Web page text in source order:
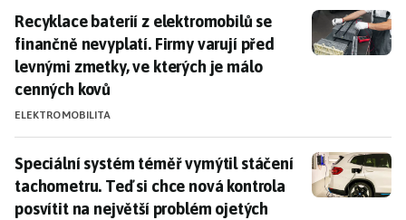
Recyklace baterií z elektromobilů se finančně
Recyklace baterií z elektromobilů se
finančně nevyplatí. Firmy varují před
levnými zmetky, ve kterých je málo
cenných kovů
ELEKTROMOBILITA
Speciální systém téměř vymýtil stáčení
Speciální systém téměř vymýtil stáčení
tachometru. Teď si chce nová kontrola
posvítit na největší problém ojetých